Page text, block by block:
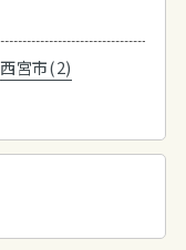
西宮市(2)